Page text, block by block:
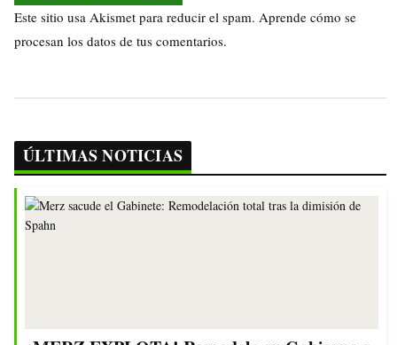
Este sitio usa Akismet para reducir el spam. Aprende cómo se
procesan los datos de tus comentarios.
ÚLTIMAS NOTICIAS